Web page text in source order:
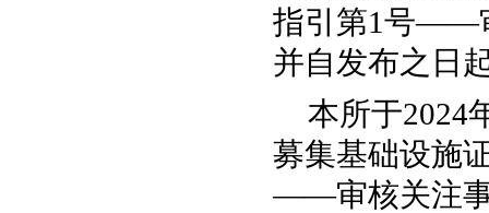
指引第1号——
并自发布之日
本所于2024
募集基础设施
——审核关注事